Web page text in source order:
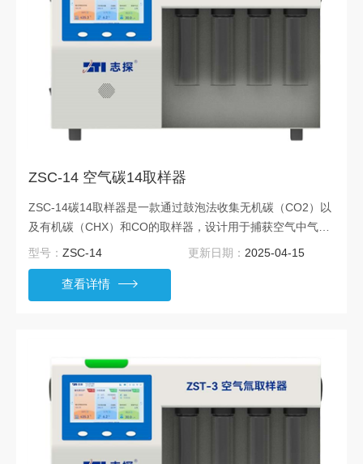
ZSC-14 空气碳14取样器
ZSC-14碳14取样器是一款通过鼓泡法收集无机碳（CO2）以
及有机碳（CHX）和CO的取样器，设计用于捕获空气中气态
碳14和有机碳14、得到碳14样品，进而分析和测量碳14浓
型号： ZSC-14 更新日期： 2025-04-15
查看详情